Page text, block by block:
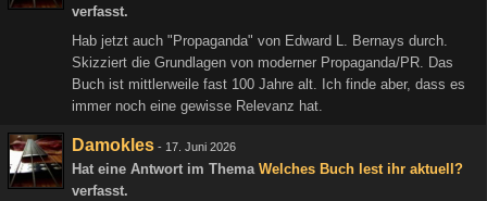
verfasst.
Hab jetzt auch "Propaganda" von Edward L. Bernays durch.
Skizziert die Grundlagen von moderner Propaganda/PR. Das
Buch ist mittlerweile fast 100 Jahre alt. Ich finde aber, dass es
immer noch eine gewisse Relevanz hat.
Damokles - 17. Juni 2026
Hat eine Antwort im Thema Welches Buch lest ihr aktuell?
verfasst.